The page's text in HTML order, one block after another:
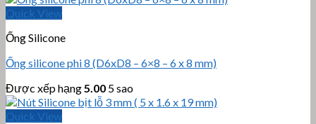
Quick View
Ống Silicone
Ống silicone phi 8 (D6xD8 – 6×8 – 6 x 8 mm)
Được xếp hạng5.00 5 sao
Quick View